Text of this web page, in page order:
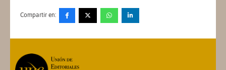
Compartir en: